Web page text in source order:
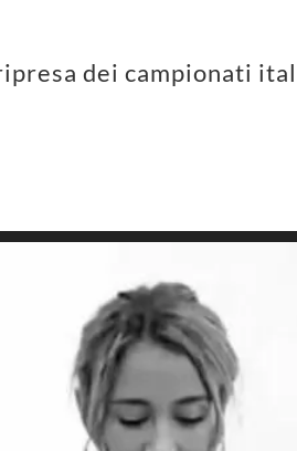
dei campionati